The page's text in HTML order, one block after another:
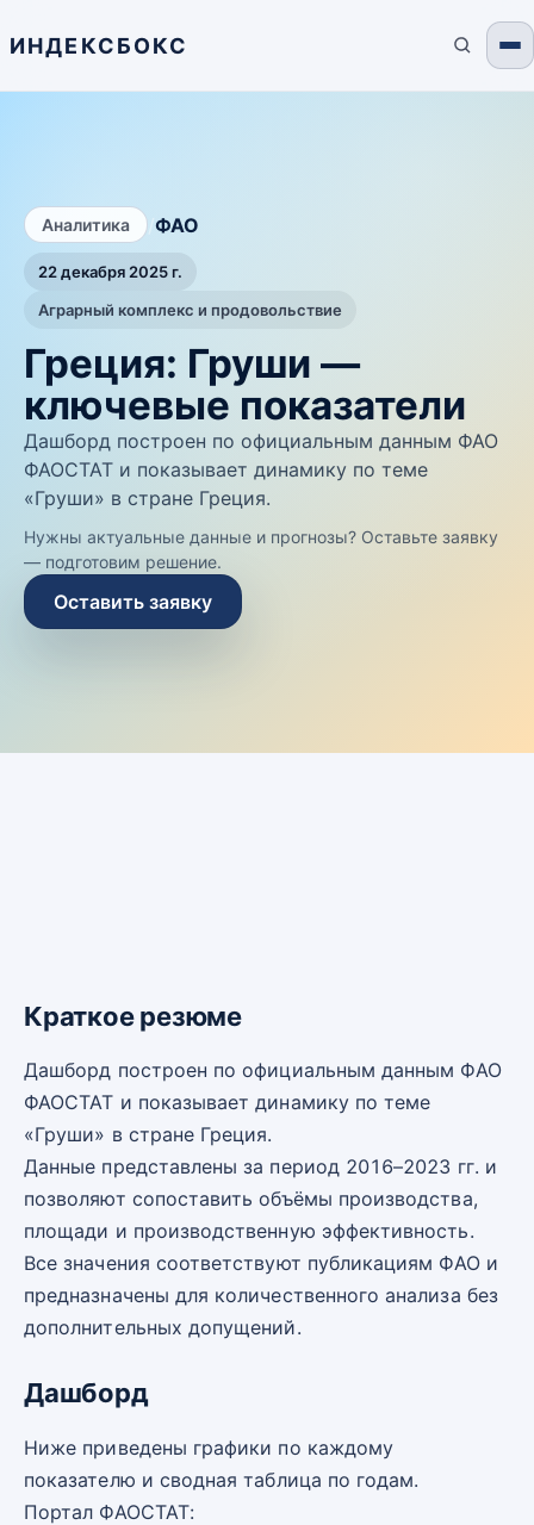
ИНДЕКСБОКС
Аналитика ФАО
22 декабря 2025 г.
Аграрный комплекс и продовольствие
Греция: Груши —
ключевые показатели
Дашборд построен по официальным данным ФАО
ФАОСТАТ и показывает динамику по теме
«Груши» в стране Греция.
Нужны актуальные данные и прогнозы? Оставьте заявку
— подготовим решение.
Оставить заявку
Краткое резюме
Дашборд построен по официальным данным ФАО
ФАОСТАТ и показывает динамику по теме
«Груши» в стране Греция.
Данные представлены за период 2016–2023 гг. и
позволяют сопоставить объёмы производства,
площади и производственную эффективность.
Все значения соответствуют публикациям ФАО и
предназначены для количественного анализа без
дополнительных допущений.
Дашборд
Ниже приведены графики по каждому
показателю и сводная таблица по годам.
Портал ФАОСТАТ: